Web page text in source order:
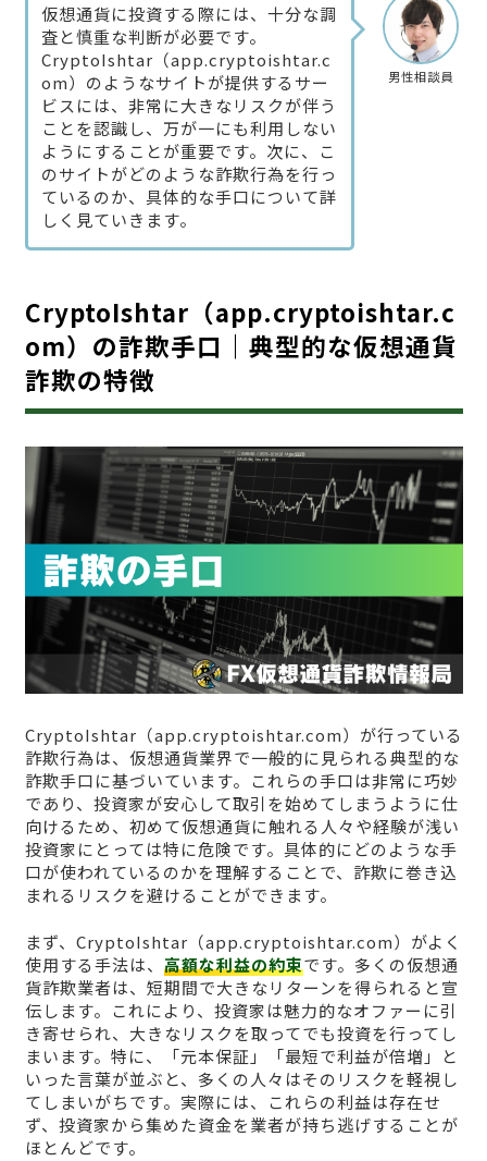
男性相談員
仮想通貨に投資する際には、十分な調
査と慎重な判断が必要です。
CryptoIshtar（app.cryptoishtar.c
om）のようなサイトが提供するサー
ビスには、非常に大きなリスクが伴う
ことを認識し、万が一にも利用しない
ようにすることが重要です。次に、こ
のサイトがどのような詐欺行為を行っ
ているのか、具体的な手口について詳
しく見ていきます。
CryptoIshtar（app.cryptoishtar.c
om）の詐欺手口｜典型的な仮想通貨
詐欺の特徴
CryptoIshtar（app.cryptoishtar.com）が行っている
詐欺行為は、仮想通貨業界で一般的に見られる典型的な
詐欺手口に基づいています。これらの手口は非常に巧妙
であり、投資家が安心して取引を始めてしまうように仕
向けるため、初めて仮想通貨に触れる人々や経験が浅い
投資家にとっては特に危険です。具体的にどのような手
口が使われているのかを理解することで、詐欺に巻き込
まれるリスクを避けることができます。
まず、CryptoIshtar（app.cryptoishtar.com）がよく
使用する手法は、 高額な利益の約束です。多くの仮想通
貨詐欺業者は、短期間で大きなリターンを得られると宣
伝します。これにより、投資家は魅力的なオファーに引
き寄せられ、大きなリスクを取ってでも投資を行ってし
まいます。特に、「元本保証」「最短で利益が倍増」と
いった言葉が並ぶと、多くの人々はそのリスクを軽視し
てしまいがちです。実際には、これらの利益は存在せ
ず、投資家から集めた資金を業者が持ち逃げすることが
ほとんどです。